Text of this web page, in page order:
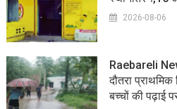
2026-08-06
Raebareli
दौतरा
बच्चों की पढ़ाई